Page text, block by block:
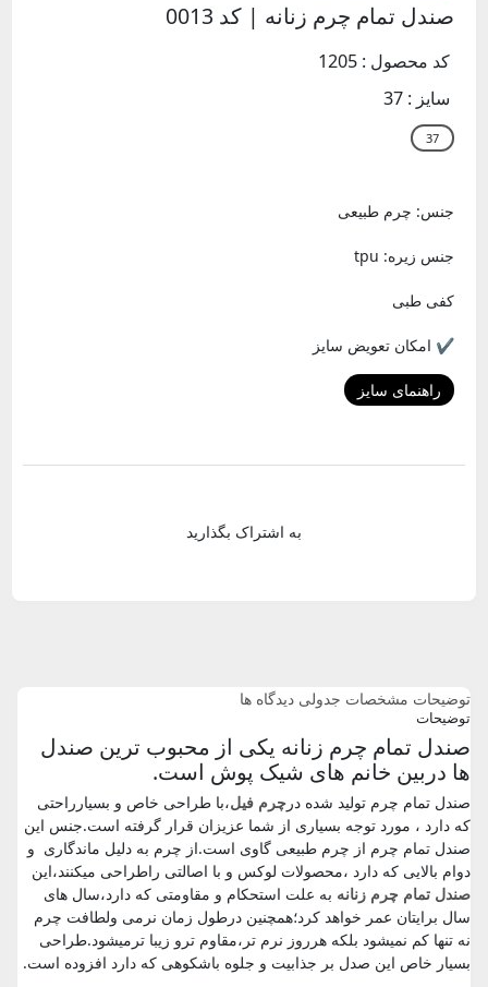
صندل تمام چرم زنانه | کد 0013
کد محصول : 1205
سایز :37
جنس: چرم طبیعی
جنس زیره: tpu
کفی طبی
✔️ امکان تعویض سایز
راهنمای سایز
به اشتراک بگذارید
توضیحات مشخصات جدولی دیدگاه ها
توضیحات
صندل تمام چرم زنانه یکی از محبوب ترین صندل
ها دربین خانم های شیک پوش است.
صندل تمام چرم تولید شده درچرم فیل،با طراحی خاص و بسیارراحتی
که دارد ، مورد توجه بسیاری از شما عزیزان قرار گرفته است.جنس این
صندل تمام چرم از چرم طبیعی گاوی است.از چرم به دلیل ماندگاری و
دوام بالایی که دارد ،محصولات لوکس و با اصالتی راطراحی میکنند،این
صندل تمام چرم زنانه به علت استحکام و مقاومتی که دارد،سال های
سال برایتان عمر خواهد کرد؛همچنین درطول زمان نرمی ولطافت چرم
نه تنها کم نمیشود بلکه هرروز نرم تر،مقاوم ترو زیبا ترمیشود.طراحی
بسیار خاص این صدل بر جذابیت و جلوه باشکوهی که دارد افزوده است.